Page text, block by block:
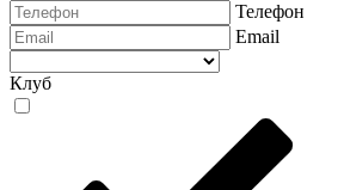
Телефон
Email
Клуб